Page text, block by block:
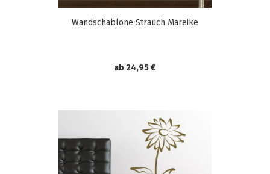
Wandschablone Strauch Mareike
ab 24,95 €